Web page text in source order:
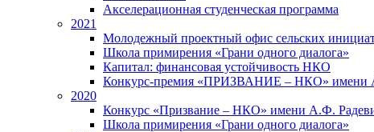
Акселерационная студенческая программа
2021
Молодежный проектный офис сельских
Школа примирения «Грани одного диалога»
Капитал: финансовая устойчивость НКО
Конкурс-премия «ПРИЗВАНИЕ – НКО» имени
2020
Конкурс «Призвание – НКО» имени А.Ф.
Школа примирения «Грани одного диалога»